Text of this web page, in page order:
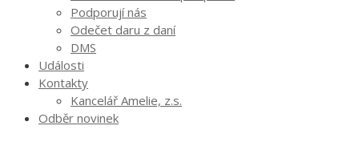
Podporují nás
Odečet daru z daní
DMS
Události
Kontakty
Kancelář Amelie, z.s.
Odběr novinek